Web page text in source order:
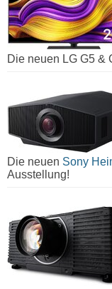
Die neuen LG G5 &
Die neuen Sony
Ausstellung!